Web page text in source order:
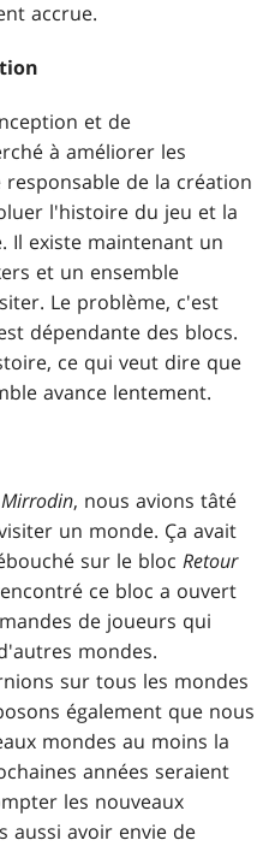
accrue.
et de
à améliorer les
de la création
l'histoire du jeu et la
Il existe maintenant un
et un ensemble
Le problème, c'est
dépendante des blocs.
ce qui veut dire que
avance lentement.
, nous avions tâté
un monde. Ça avait
sur le blocRetour
ce bloc a ouvert
de joueurs qui
mondes.
sur tous les mondes
également que nous
mondes au moins la
années seraient
les nouveaux
aussi avoir envie de